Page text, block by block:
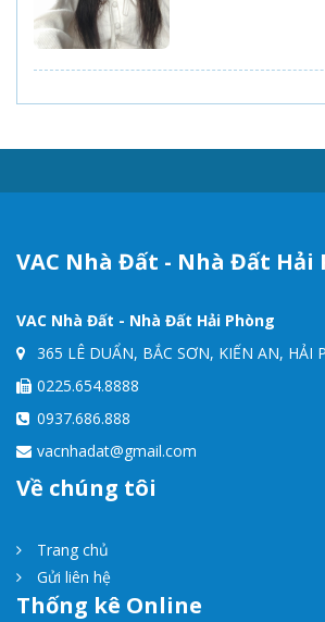
VAC Nhà Đất - Nhà Đất Hải
VAC Nhà Đất - Nhà Đất Hải Phòng
365 LÊ DUẨN, BẮC SƠN, KIẾN AN, HẢI
0225.654.8888
0937.686.888
vacnhadat@gmail.com
Về chúng tôi
Trang chủ
Gửi liên hệ
Thống kê Online